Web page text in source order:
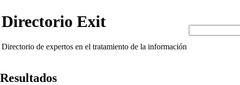
Directorio Exit
Directorio de expertos en el tratamiento de la información
Resultados